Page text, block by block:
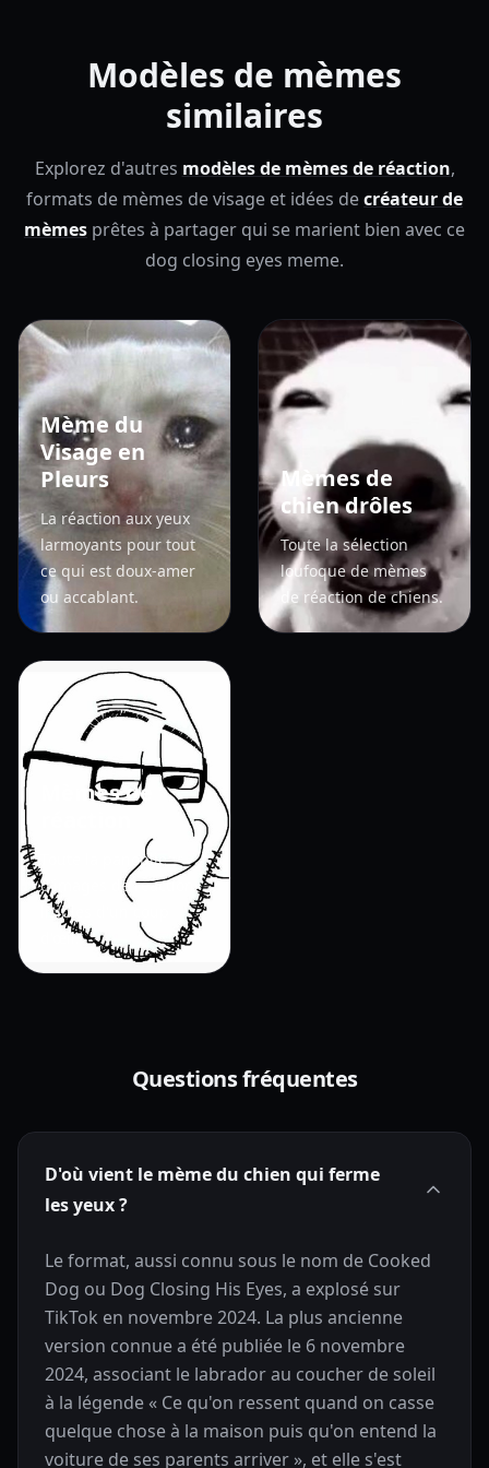
Modèles de mèmes
similaires
Explorez d'autres modèles de mèmes de réaction,
formats de mèmes de visage et idées decréateur de
mèmes prêtes à partager qui se marient bien avec ce
dog closing eyes meme.
Mème du
Visage en
Pleurs
La réaction aux yeux
larmoyants pour tout
ce qui est doux-amer
ou accablant.
Mèmes de
chien drôles
Toute la sélection
loufoque de mèmes
de réaction de chiens.
Mèmes de
Toute la panoplie
d'images de réaction
lisibles d'un coup
d'œil.
Questions fréquentes
D'où vient le mème du chien qui ferme
les yeux ?
Le format, aussi connu sous le nom de Cooked
Dog ou Dog Closing His Eyes, a explosé sur
TikTok en novembre 2024. La plus ancienne
version connue a été publiée le 6 novembre
2024, associant le labrador au coucher de soleil
à la légende « Ce qu'on ressent quand on casse
quelque chose à la maison puis qu'on entend la
voiture de ses parents arriver », et elle s'est